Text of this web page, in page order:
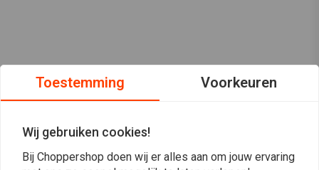
Toestemming Voorkeuren
Wij gebruiken cookies!
Bij Choppershop doen wij er alles aan om jouw ervaring